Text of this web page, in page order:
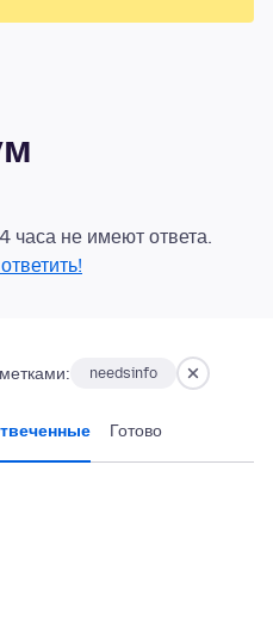
часа не имеют ответа.
needsinfo
Готово